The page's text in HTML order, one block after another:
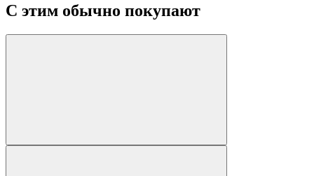
С этим обычно покупают